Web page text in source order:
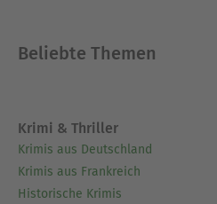
Beliebte Themen
Krimi & Thriller
Krimis aus Deutschland
Krimis aus Frankreich
Historische Krimis